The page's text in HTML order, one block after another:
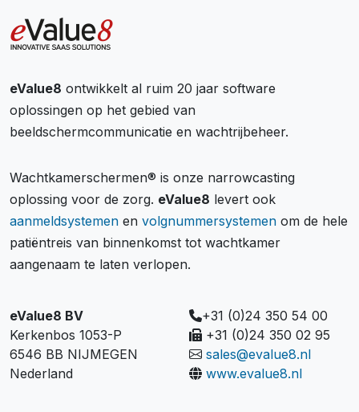
eValue8 ontwikkelt al ruim 20 jaar software
oplossingen op het gebied van
beeldschermcommunicatie en wachtrijbeheer.
Wachtkamerschermen® is onze narrowcasting
oplossing voor de zorg. eValue8 levert ook
aanmeldsystemen en volgnummersystemen om de hele
patiëntreis van binnenkomst tot wachtkamer
aangenaam te laten verlopen.
eValue8 BV
Kerkenbos 1053-P
6546 BB NIJMEGEN
Nederland
+31 (0)24 350 54 00
+31 (0)24 350 02 95
sales@evalue8.nl
www.evalue8.nl